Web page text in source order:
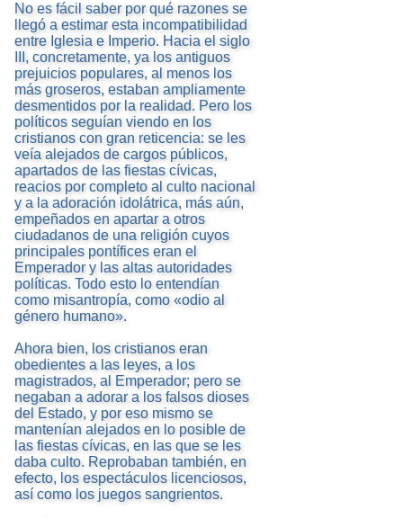
No es fácil saber por qué razones se
llegó a estimar esta incompatibilidad
entre Iglesia e Imperio. Hacia el siglo
III, concretamente, ya los antiguos
prejuicios populares, al menos los
más groseros, estaban ampliamente
desmentidos por la realidad. Pero los
políticos seguían viendo en los
cristianos con gran reticencia: se les
veía alejados de cargos públicos,
apartados de las fiestas cívicas,
reacios por completo al culto nacional
y a la adoración idolátrica, más aún,
empeñados en apartar a otros
ciudadanos de una religión cuyos
principales pontífices eran el
Emperador y las altas autoridades
políticas. Todo esto lo entendían
como misantropía, como «odio al
género humano».
Ahora bien, los cristianos eran
obedientes a las leyes, a los
magistrados, al Emperador; pero se
negaban a adorar a los falsos dioses
del Estado, y por eso mismo se
mantenían alejados en lo posible de
las fiestas cívicas, en las que se les
daba culto. Reprobaban también, en
efecto, los espectáculos licenciosos,
así como los juegos sangrientos.